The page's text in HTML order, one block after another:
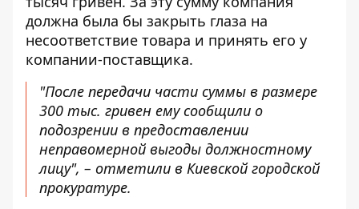
должна была бы закрыть глаза на
несоответствие товара и принять его у
компании-поставщика.
"После передачи части суммы в размере
300 тыс. гривен ему сообщили о
подозрении в предоставлении
неправомерной выгоды должностному
лицу", – отметили в Киевской городской
прокуратуре.